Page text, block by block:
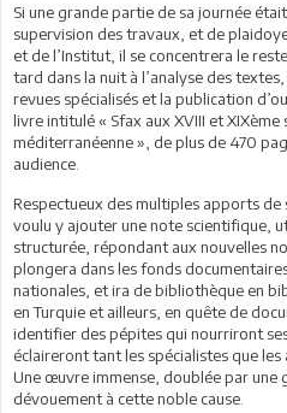
Si une grande partie de sa journée
supervision des travaux, et de
et de l’Institut, il se concentrera le
tard dans la nuit à l’analyse des
revues spécialisés et la publication
livre intitulé « Sfax aux XVIII et XIXème
méditerranéenne », de plus de 470
audience.
Respectueux des multiples apports de
voulu y ajouter une note scientifique,
structurée, répondant aux nouvelles
plongera dans les fonds
nationales, et ira de bibliothèque en
en Turquie et ailleurs, en quête de
identifier des pépites qui nourriront
éclaireront tant les spécialistes que les
Une œuvre immense, doublée par une
dévouement à cette noble cause.